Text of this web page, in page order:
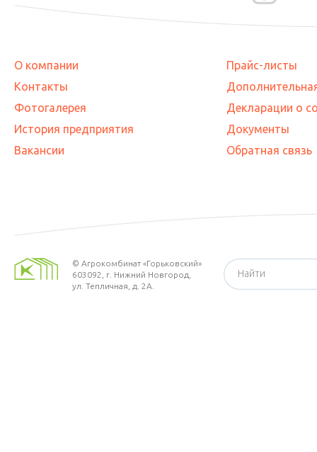
О компании
Контакты
Фотогалерея
История предприятия
Вакансии
Прайс-листы
Декларации о
Документы
Обратная связь
© Агрокомбинат «Горьковский»
603092, г. Нижний Новгород
ул. Тепличная, д. 2А.